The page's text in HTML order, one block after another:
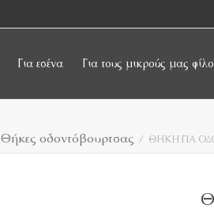
Για εσένα Για τους μικρούς μας
Θήκες οδοντόβουρτσας ΘΗΚΗ ΓΙΑ